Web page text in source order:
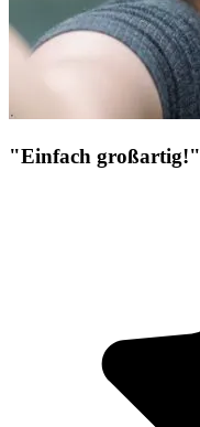
"Einfach großartig!"